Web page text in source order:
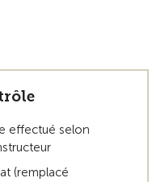
effectué selon
(remplacé